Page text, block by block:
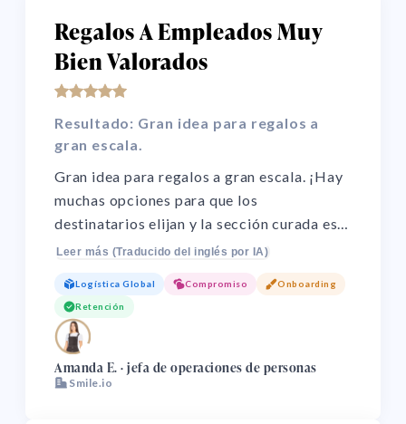
Regalos A Empleados Muy
Bien Valorados
Resultado: Gran idea para regalos a
gran escala.
Gran idea para regalos a gran escala. ¡Hay
muchas opciones para que los
destinatarios elijan y la sección curada es
muy acertada cuando el destinatario
elección del destinatario, ¡esto hace que el
regalo tenga un gran impacto para quienes
lo reciben!
Leer más (Traducido del inglés por IA)
Logística Global Compromiso Onboarding
Retención
🌏
Amanda E. · jefa de operaciones de personas
Smile.io